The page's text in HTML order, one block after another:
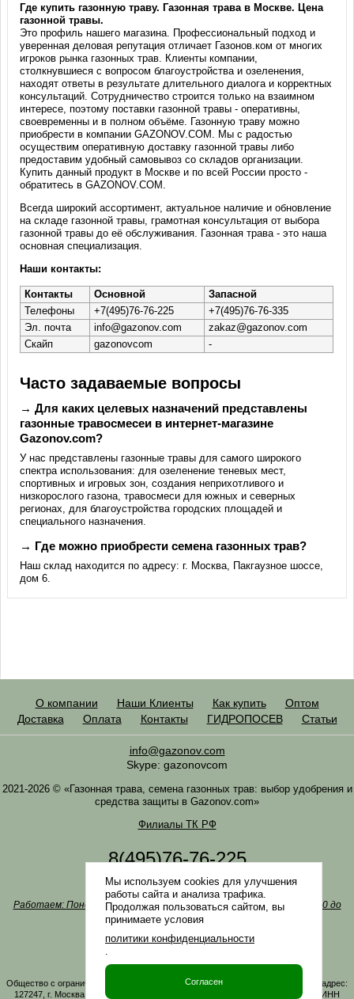
Где купить газонную траву. Газонная трава в Москве. Цена
газонной травы.
Это профиль нашего магазина. Профессиональный подход и
уверенная деловая репутация отличает Газонов.ком от многих
игроков рынка газонных трав. Клиенты компании,
столкнувшиеся с вопросом благоустройства и озеленения,
находят ответы в результате длительного диалога и корректных
консультаций. Сотрудничество строится только на взаимном
интересе, поэтому поставки газонной травы - оперативны,
своевременны и в полном объёме. Газонную траву можно
приобрести в компании GAZONOV.COM. Мы с радостью
осуществим оперативную доставку газонной травы либо
предоставим удобный самовывоз со складов организации.
Купить данный продукт в Москве и по всей России просто -
обратитесь в GAZONOV.COM.
Всегда широкий ассортимент, актуальное наличие и обновление
на складе газонной травы, грамотная консультация от выбора
газонной травы до её обслуживания. Газонная трава - это наша
основная специализация.
Наши контакты:
Контакты Основной
Запасной
Телефоны
+7(495)76-76-225
+7(495)76-76-335
Эл. почта
info@gazonov.com
zakaz@gazonov.com
Скайп
gazonovcom -
Часто задаваемые вопросы
→ Для каких целевых назначений представлены
газонные травосмесеи в интернет-магазине
Gazonov.com?
У нас представлены газонные травы для самого широкого
спектра использования: для озеленение теневых мест,
спортивных и игровых зон, создания неприхотливого и
низкорослого газона, травосмеси для южных и северных
регионах, для благоустройства городских площадей и
специального назначения.
→ Где можно приобрести семена газонных трав?
Наш склад находится по адресу: г. Москва, Пакгаузное шоссе,
дом 6.
О компании Наши Клиенты Как купить
Оптом
Доставка
Оплата Контакты ГИДРОПОСЕВ Статьи
info@gazonov.com
Skype: gazonovcom
2021-2026 © «Газонная трава, семена газонных трав: выбор удобрения и
средства защиты в Gazonov.com»
Филиалы ТК РФ
8(495)76-76-225
8(985)76-76-335
Наша почтаinfo@gazonov.com
Работаем: Понедельник-четверг с 10:00 до 18:00, пятница - с 10:00 до
17:00
Наши награды и письма
Политика конфиденциальности
Заказать обратный звонок
Общество с ограниченной ответственностью «ГАЗОНОВКОМ» Юридический адрес:
127247, г. Москва, Дмитровское ш., д. 100, стр. 2, этаж 01, помещение 3106 ИНН
Мы используем cookies для улучшения
работы сайта и анализа трафика.
Продолжая пользоваться сайтом, вы
принимаете условия
политики конфиденциальности
.
Согласен